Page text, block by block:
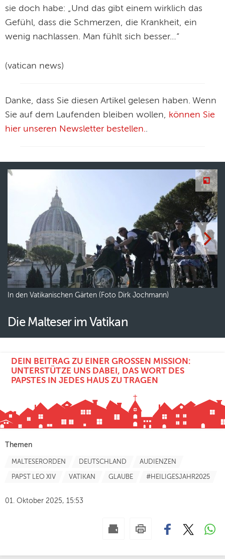
sie doch habe: „Und das gibt einem wirklich das
Gefühl, dass die Schmerzen, die Krankheit, ein
wenig nachlassen. Man fühlt sich besser…“
(vatican news)
Danke, dass Sie diesen Artikel gelesen haben. Wenn
Sie auf dem Laufenden bleiben wollen, können Sie
hier unseren Newsletter bestellen..
Photogallery
In den Vatikanischen Gärten (Foto Dirk Jochmann)
Die Malteser im Vatikan
DEIN BEITRAG ZU EINER GROSSEN MISSION: U
NTERSTÜTZE UNS DABEI, DAS WORT DES P
APSTES IN JEDES HAUS ZU TRAGEN
Themen
MALTESERORDEN DEUTSCHLAND AUDIENZEN
PAPST LEO XIV VATIKAN GLAUBE #HEILIGESJAHR2025
01. Oktober 2025, 15:53